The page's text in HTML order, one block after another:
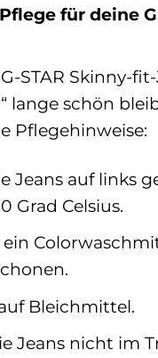
für deine
STAR Skinny-fit-
lange schön
Pflegehinweise:
Jeans auf links
Grad Celsius.
Bleichmittel.
Jeans nicht im